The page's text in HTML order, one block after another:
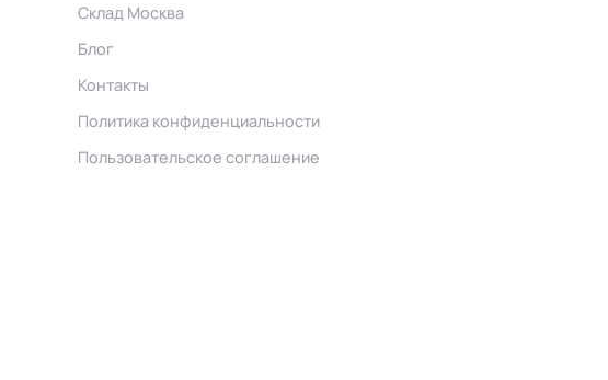
Склад Москва
Блог
Контакты
Политика конфиденциальности
Пользовательское соглашение